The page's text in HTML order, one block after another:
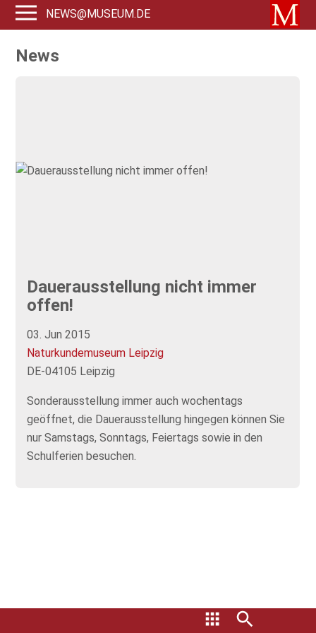
NEWS@MUSEUM.DE
News
Dauerausstellung nicht immer
offen!
03. Jun 2015
Naturkundemuseum Leipzig
DE-04105 Leipzig
Sonderausstellung immer auch wochentags
geöffnet, die Dauerausstellung hingegen können Sie
nur Samstags, Sonntags, Feiertags sowie in den
Schulferien besuchen.